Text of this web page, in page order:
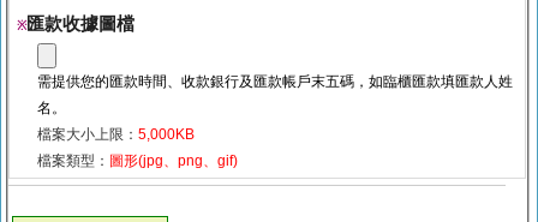
※匯款收據圖檔
需提供您的匯款時間、收款銀行及匯款帳戶末五碼，如臨櫃匯款填匯款人姓
名。
檔案大小上限： 5,000KB
檔案類型： 圖形(jpg、png、gif)